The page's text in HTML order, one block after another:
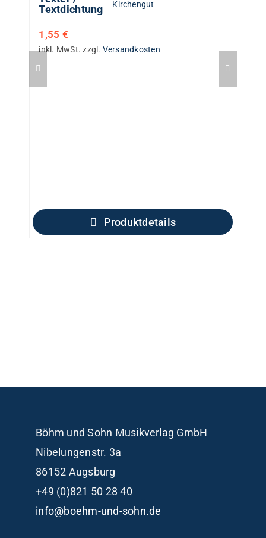
Textdichtung
Kirchengut
1,55 €
inkl. MwSt. zzgl. Versandkosten
Produktdetails
Böhm und Sohn Musikverlag GmbH
Nibelungenstr. 3a
86152 Augsburg
+49 (0)821 50 28 40
info@boehm-und-sohn.de